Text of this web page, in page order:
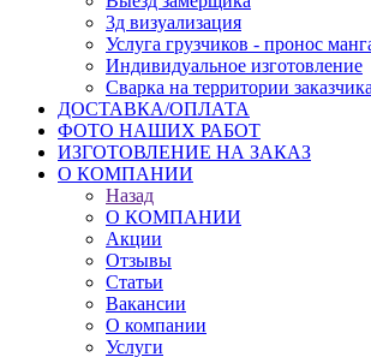
3д визуализация
Услуга грузчиков - пронос
Индивидуальное изготовление
Сварка на территории заказчика
ДОСТАВКА/ОПЛАТА
ФОТО НАШИХ РАБОТ
ИЗГОТОВЛЕНИЕ НА ЗАКАЗ
О КОМПАНИИ
Назад
О КОМПАНИИ
Акции
Отзывы
Статьи
Вакансии
О компании
Услуги